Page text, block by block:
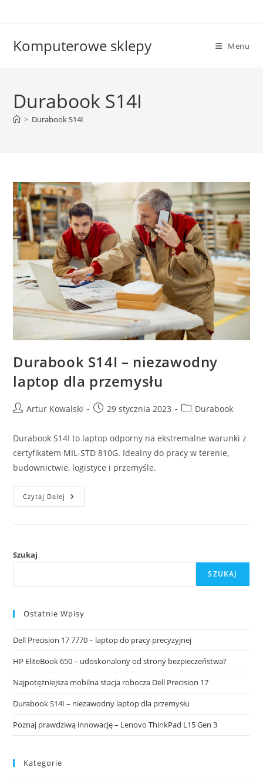
Komputerowe sklepy Menu
Durabook S14I
> Durabook S14I
Durabook S14I – niezawodny
laptop dla przemysłu
PostArtur Kowalski
Post29 stycznia 2023
PostDurabook
Durabook S14I to laptop odporny na ekstremalne warunki z
certyfikatem MIL-STD 810G. Idealny do pracy w terenie,
budownictwie, logistyce i przemyśle.
Czytaj Dalej Durabook
S14I
Szukaj
SZUKAJ
Ostatnie Wpisy
Dell Precision 17 7770 – laptop do pracy precyzyjnej
HP EliteBook 650 – udoskonalony od strony bezpieczeństwa?
Najpotężniejsza mobilna stacja robocza Dell Precision 17
Durabook S14I – niezawodny laptop dla przemysłu
Poznaj prawdziwą innowację – Lenovo ThinkPad L15 Gen 3
Kategorie